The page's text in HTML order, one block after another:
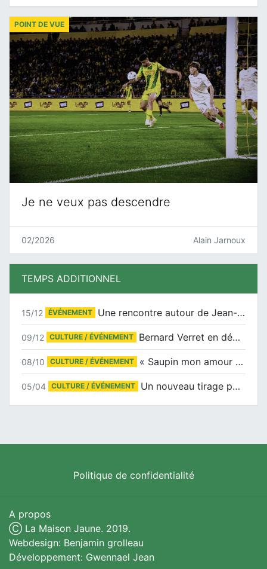
Je ne veux pas descendre
POINT DE VUE
02/2026 Alain Jarnoux
TEMPS ADDITIONNEL
15/12 ÉVÉNEMENT Une rencontre autour de Jean-Claude Suaudeau
09/12 CULTURE / ÉVÉNEMENT Bernard Verret en dédicaces le samedi 13 décembre à l’Espace Culturel Atlantis
08/10 CULTURE / ÉVÉNEMENT « Saupin mon amour » au salon du livre de Trentemoult
05/04 CULTURE / ÉVÉNEMENT Un nouveau tirage pour le Docu-BD
Politique de confidentialité
A propos
Ⓒ La Maison Jaune. 2019.
Webdesign: Benjamin grolleau
Développement: Gwennael Jean